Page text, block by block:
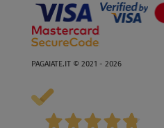
PAGAIATE.IT © 2021 - 2026